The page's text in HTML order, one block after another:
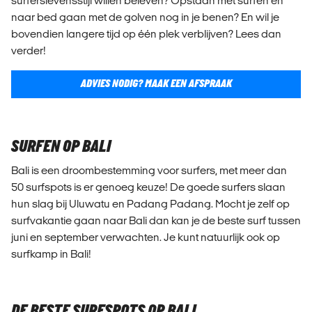
naar bed gaan met de golven nog in je benen? En wil je
bovendien langere tijd op één plek verblijven? Lees dan
verder!
ADVIES NODIG? MAAK EEN AFSPRAAK
SURFEN OP BALI
Bali is een droombestemming voor surfers, met meer dan
50 surfspots is er genoeg keuze! De goede surfers slaan
hun slag bij Uluwatu en Padang Padang. Mocht je zelf op
surfvakantie gaan naar Bali dan kan je de beste surf tussen
juni en september verwachten. Je kunt natuurlijk ook op
surfkamp in Bali!